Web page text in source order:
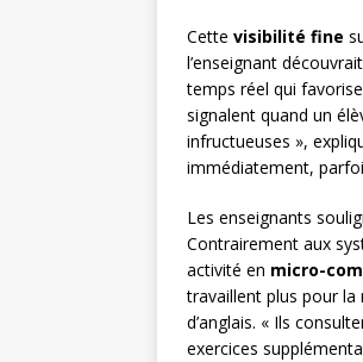
Cette visibilité fine
l’enseignant
temps réel qui favorise
signalent quand un
infructueuses »,
immédiatement,
Les enseignants
Contrairement aux
activité en micro-
travaillent plus pour
d’anglais. « Ils
exercices